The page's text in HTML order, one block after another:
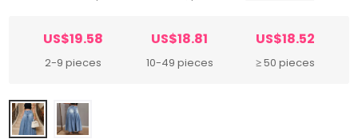
US$19.58
2-9 pieces
US$18.81
10-49 pieces
US$18.52
≥ 50 pieces